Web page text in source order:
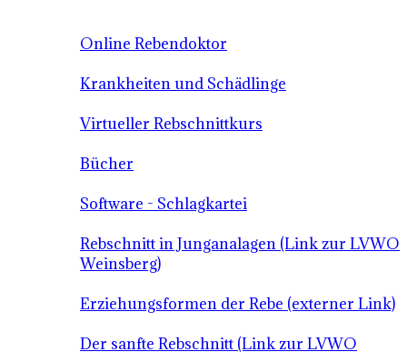
Online Rebendoktor
Krankheiten und Schädlinge
Virtueller Rebschnittkurs
Bücher
Software - Schlagkartei
Rebschnitt in Junganalagen (Link zur LVWO
Weinsberg)
Erziehungsformen der Rebe (externer Link)
Der sanfte Rebschnitt (Link zur LVWO